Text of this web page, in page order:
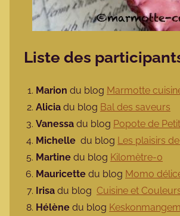
Liste des
Marion du blog Marmotte
Alicia du blog Bal des saveurs
Vanessa du blog Popote de
Michelle du blog Les plaisirs
Martine du blog Kilomètre-0
Mauricette du blog Momo
Irisa du blog Cuisine et
Hélène du blog